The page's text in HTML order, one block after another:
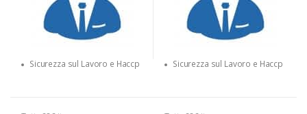
Sicurezza sul Lavoro e Haccp Sicurezza sul Lavoro e Haccp